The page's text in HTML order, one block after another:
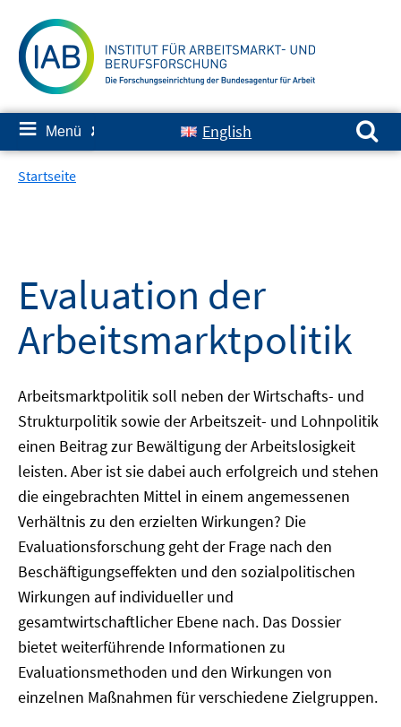
zum
Inhalt
≡ Menü ✘ English
Suchen nach:
Startseite
Evaluation der
Arbeitsmarktpolitik
Arbeitsmarktpolitik soll neben der Wirtschafts- und
Strukturpolitik sowie der Arbeitszeit- und Lohnpolitik
einen Beitrag zur Bewältigung der Arbeitslosigkeit
leisten. Aber ist sie dabei auch erfolgreich und stehen
die eingebrachten Mittel in einem angemessenen
Verhältnis zu den erzielten Wirkungen? Die
Evaluationsforschung geht der Frage nach den
Beschäftigungseffekten und den sozialpolitischen
Wirkungen auf individueller und
gesamtwirtschaftlicher Ebene nach. Das Dossier
bietet weiterführende Informationen zu
Evaluationsmethoden und den Wirkungen von
einzelnen Maßnahmen für verschiedene Zielgruppen.